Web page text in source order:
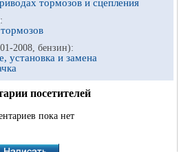
тормозов и сцепления
2008, бензин):
установка и замена
посетителей
пока нет